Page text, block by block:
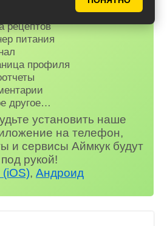
нет рекламы
рецептов
питания
профиля
другое…
установить наше
на телефон,
и сервисы Аймкук будут
рукой!
,Андроид